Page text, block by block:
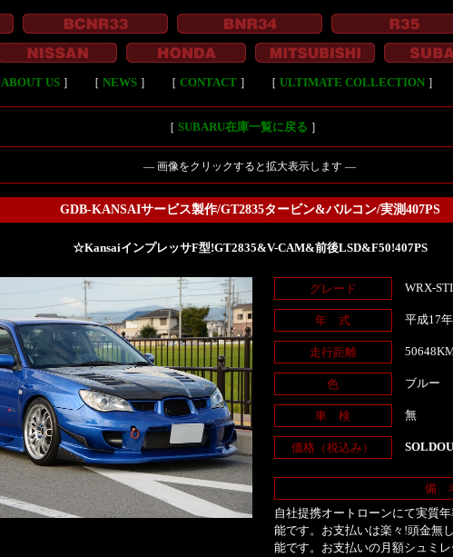
ABOUT US］ ［ NEWS］ ［ CONTACT］ ［ ULTIMATE COLLECTION］
［ SUBARU在庫一覧に戻る ］
― 画像をクリックすると拡大表示します ―
GDB-KANSAIサービス製作/GT2835タービン&バルコン/実測407PS
☆KansaiインプレッサF型!GT2835&V-CAM&前後LSD&F50!407PS
グレード WRX-STI
年 式 平成17
走行距離
色 ブルー
車 検 無
価格（税込み）
備
自社提携オートローンにて実質
能です。お支払いは楽々!頭金無
能です。お支払いの月額シュミ